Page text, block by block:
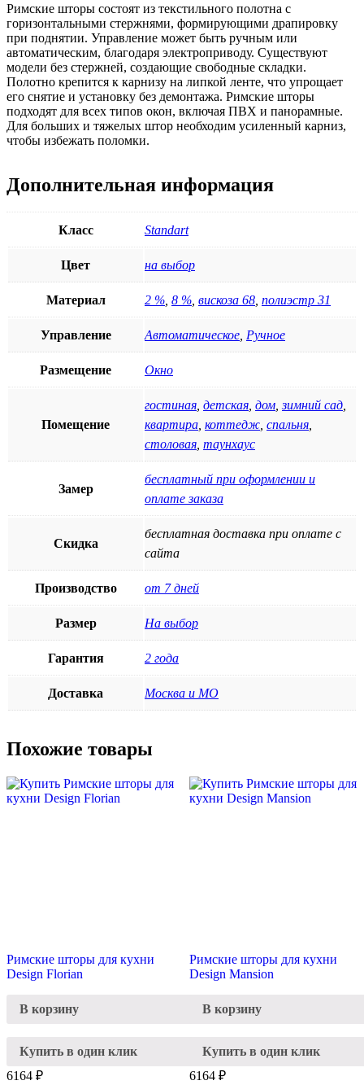
Римские шторы состоят из текстильного полотна с
горизонтальными стержнями, формирующими драпировку
при поднятии. Управление может быть ручным или
автоматическим, благодаря электроприводу. Существуют
модели без стержней, создающие свободные складки.
Полотно крепится к карнизу на липкой ленте, что упрощает
его снятие и установку без демонтажа. Римские шторы
подходят для всех типов окон, включая ПВХ и панорамные.
Для больших и тяжелых штор необходим усиленный карниз,
чтобы избежать поломки.
Дополнительная информация
Класс Standart
Цвет на выбор
Материал 2 %, 8 %, вискоза 68, полиэстр 31
Управление Автоматическое, Ручное
Размещение Окно
Помещение
гостиная, детская, дом,зимний сад,
квартира, коттедж, спальня,
столовая, таунхаус
Замер
бесплатный при оформлении и
оплате заказа
Скидка
бесплатная доставка при оплате с
сайта
Производство от 7 дней
Размер На выбор
Гарантия 2 года
Доставка Москва и МО
Похожие товары
Римские шторы для кухни
Design Florian
В корзину
Купить в один клик
6164 ₽
Римские шторы для кухни
Design Mansion
В корзину
Купить в один клик
6164 ₽